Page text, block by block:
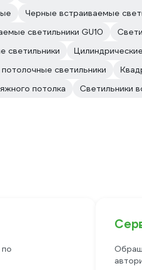
Черные встраиваемые
светильники GU10
светильники
светильники
потолка
Светильники